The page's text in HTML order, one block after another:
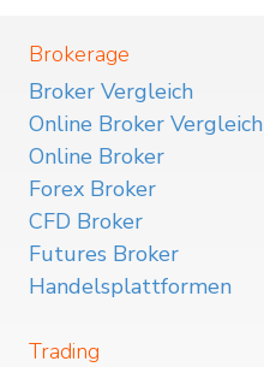
Brokerage
Broker Vergleich
Online Broker Vergleich
Online Broker
Forex Broker
CFD Broker
Futures Broker
Handelsplattformen
Trading